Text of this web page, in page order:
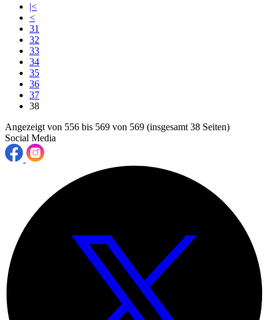
|<
<
31
32
33
34
35
36
37
38
Angezeigt von 556 bis 569 von 569 (insgesamt 38 Seiten)
Social Media